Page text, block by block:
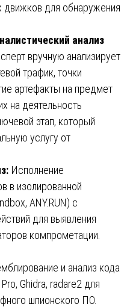
движков для обнаружения
анализ
вручную анализирует
трафик, точки
артефакты на предмет
на деятельность
этап, который
услугу от
Исполнение
в изолированной
ANY.RUN) с
для выявления
компрометации.
и анализ кода
Ghidra, radare2 для
шпионского ПО.